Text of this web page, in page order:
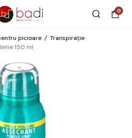
0
picioare / Transpirație
150 ml